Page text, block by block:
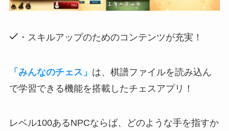
・スキルアップのためのコンテンツが充実！
「みんなのチェス」 は、棋譜ファイルを読み込ん
で学習できる機能を搭載したチェスアプリ！
レベル100あるNPCならば、どのような手を指すか